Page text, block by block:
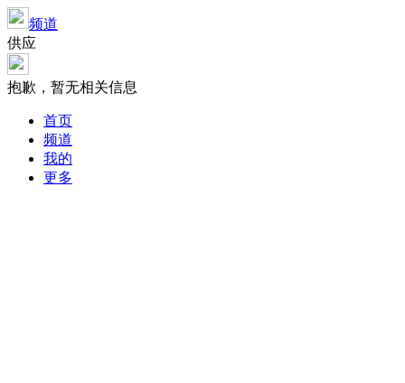
频道
供应
抱歉，暂无相关信息
首页
频道
我的
更多